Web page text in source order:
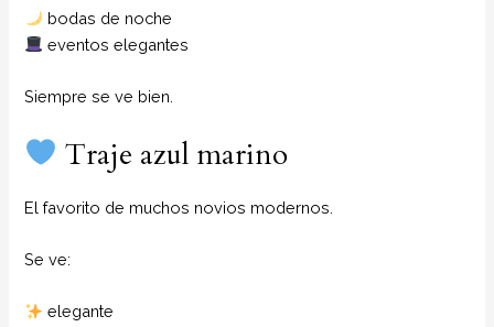
bodas de noche
eventos elegantes
Siempre se ve bien.
Traje azul marino
El favorito de muchos novios modernos.
Se ve:
elegante